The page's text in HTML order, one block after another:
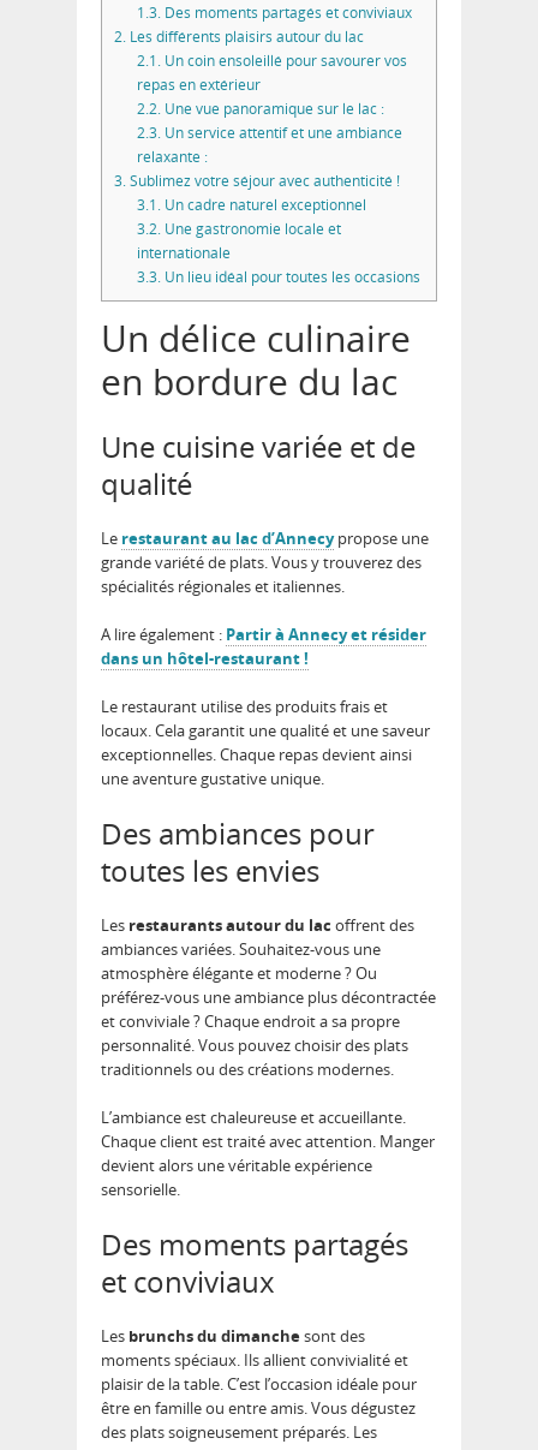
1.3.Des moments partagés et conviviaux
2. Les différents plaisirs autour du lac
2.1.Un coin ensoleillé pour savourer vos
repas en extérieur
2.2.Une vue panoramique sur le lac :
2.3.Un service attentif et une ambiance
relaxante :
3.Sublimez votre séjour avec authenticité !
3.1.Un cadre naturel exceptionnel
3.2.Une gastronomie locale et
internationale
3.3.Un lieu idéal pour toutes les occasions
Un délice culinaire
en bordure du lac
Une cuisine variée et de
qualité
Le restaurant au lac d’Annecypropose une
grande variété de plats. Vous y trouverez des
spécialités régionales et italiennes.
A lire également : Partir à Annecy et résider
dans un hôtel-restaurant !
Le restaurant utilise des produits frais et
locaux. Cela garantit une qualité et une saveur
exceptionnelles. Chaque repas devient ainsi
une aventure gustative unique.
Des ambiances pour
toutes les envies
Les restaurants autour du lac offrent des
ambiances variées. Souhaitez-vous une
atmosphère élégante et moderne ? Ou
préférez-vous une ambiance plus décontractée
et conviviale ? Chaque endroit a sa propre
personnalité. Vous pouvez choisir des plats
traditionnels ou des créations modernes.
L’ambiance est chaleureuse et accueillante.
Chaque client est traité avec attention. Manger
devient alors une véritable expérience
sensorielle.
Des moments partagés
et conviviaux
Les brunchs du dimanchesont des
moments spéciaux. Ils allient convivialité et
plaisir de la table. C’est l’occasion idéale pour
être en famille ou entre amis. Vous dégustez
des plats soigneusement préparés. Les